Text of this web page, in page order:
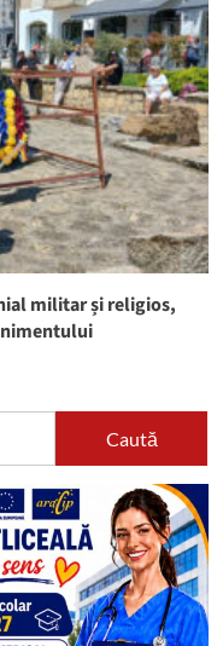
militar și religios,